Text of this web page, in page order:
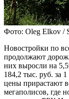
Фото: Oleg Elkov /
Новостройки по
продолжают
них выросли на
184,2 тыс. руб. за
цены прирастают
мегаполисов, где